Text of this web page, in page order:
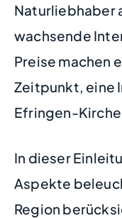
Naturliebhaber
wachsende
Preise machen
Zeitpunkt, eine
Efringen-
In dieser
Aspekte
Region